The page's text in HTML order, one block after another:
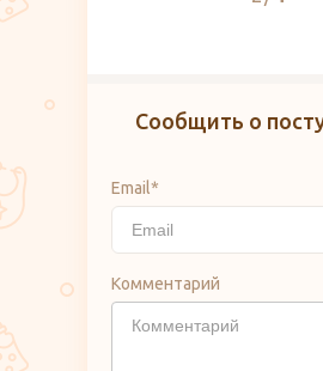
Сообщить о
Email*
Комментарий